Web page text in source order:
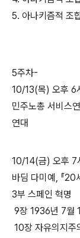
5. 아나키즘적 조
5주차-
10/13(목) 오후 6
민주노총 서비스
연대
10/14(금) 오후 7
바딤 다미예, 『20
3부 스페인 혁명
9장 1936년 7월
10장 자유의지주